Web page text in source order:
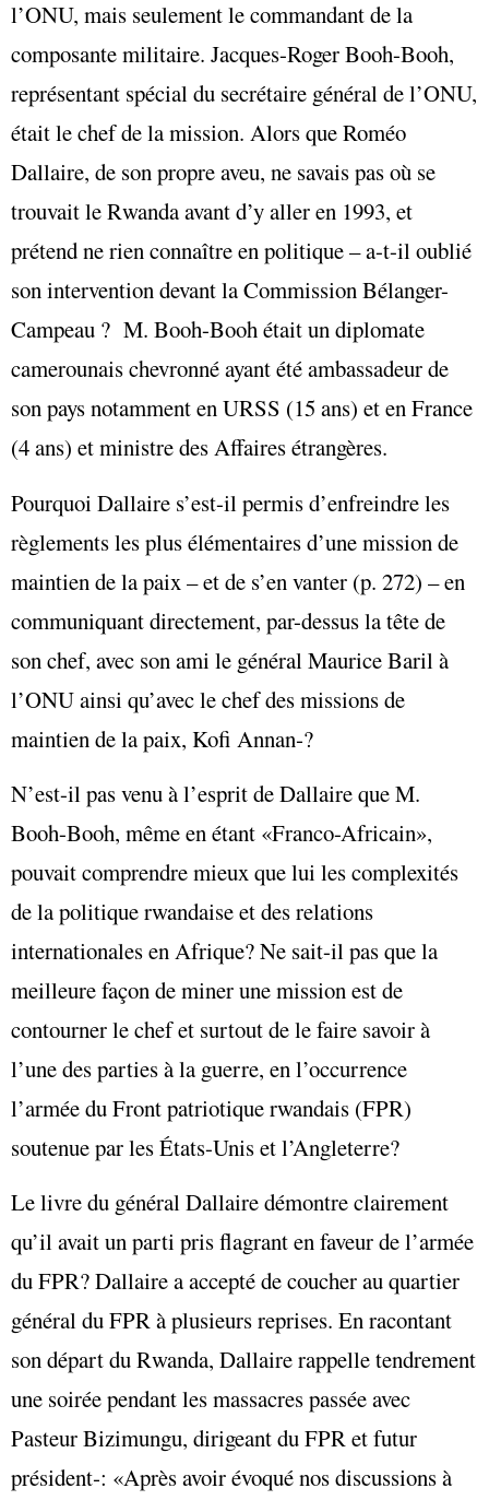
l’ONU, mais seulement le commandant de la
composante militaire. Jacques-Roger Booh-Booh,
représentant spécial du secrétaire général de l’ONU,
était le chef de la mission. Alors que Roméo
Dallaire, de son propre aveu, ne savais pas où se
trouvait le Rwanda avant d’y aller en 1993, et
prétend ne rien connaître en politique – a-t-il oublié
son intervention devant la Commission Bélanger-
Campeau ? M. Booh-Booh était un diplomate
camerounais chevronné ayant été ambassadeur de
son pays notamment en URSS (15 ans) et en France
(4 ans) et ministre des Affaires étrangères.
Pourquoi Dallaire s’est-il permis d’enfreindre les
règlements les plus élémentaires d’une mission de
maintien de la paix – et de s’en vanter (p. 272) – en
communiquant directement, par-dessus la tête de
son chef, avec son ami le général Maurice Baril à
l’ONU ainsi qu’avec le chef des missions de
maintien de la paix, Kofi Annan‑?
N’est-il pas venu à l’esprit de Dallaire que M.
Booh-Booh, même en étant «Franco-Africain»,
pouvait comprendre mieux que lui les complexités
de la politique rwandaise et des relations
internationales en Afrique? Ne sait-il pas que la
meilleure façon de miner une mission est de
contourner le chef et surtout de le faire savoir à
l’une des parties à la guerre, en l’occurrence
l’armée du Front patriotique rwandais (FPR)
soutenue par les États-Unis et l’Angleterre?
Le livre du général Dallaire démontre clairement
qu’il avait un parti pris flagrant en faveur de l’armée
du FPR? Dallaire a accepté de coucher au quartier
général du FPR à plusieurs reprises. En racontant
son départ du Rwanda, Dallaire rappelle tendrement
une soirée pendant les massacres passée avec
Pasteur Bizimungu, dirigeant du FPR et futur
président‑: «Après avoir évoqué nos discussions à